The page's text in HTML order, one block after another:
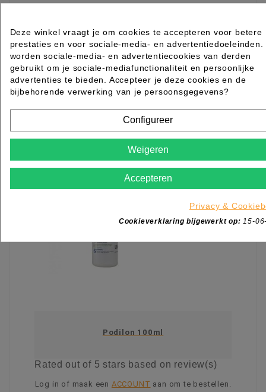
Podilon 50ml
Rated out of 5 stars based on review(s)
Log in of maak eenACCOUNT aan om te bestellen.
Podilon 100ml
Ratedout of 5 stars based on review(s)
Log in of maak een ACCOUNT aan om te bestellen.
Deze winkel vraagt je om cookies te accepteren voor betere
prestaties en voor sociale-media- en advertentiedoeleinden.
worden sociale-media- en advertentiecookies van derden
gebruikt om je sociale-mediafunctionaliteit en persoonlijke
advertenties te bieden. Accepteer je deze cookies en de
bijbehorende verwerking van je persoonsgegevens?
Configureer
Weigeren
Accepteren
Privacy &
Cookieverklaring bijgewerkt op: 15-